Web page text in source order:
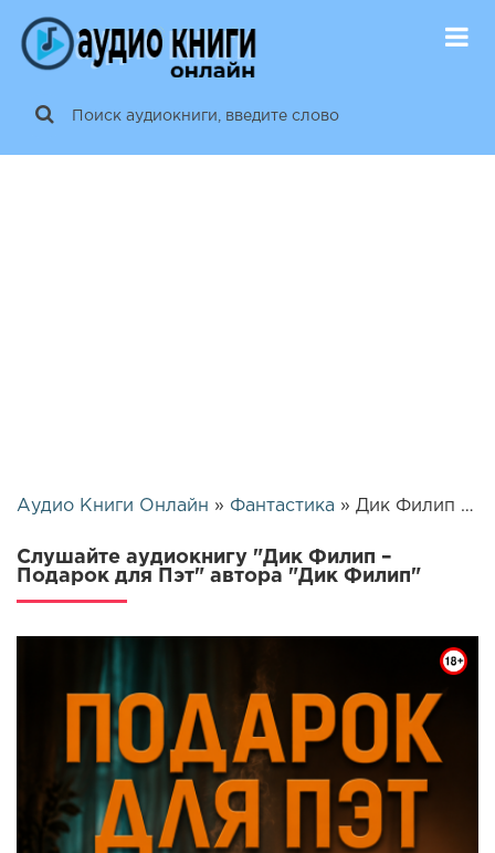
Аудио Книги Онлайн » Фантастика » Дик Филип – Подарок для Пэт | 26055
Слушайте аудиокнигу "Дик Филип –
Подарок для Пэт" автора "Дик Филип"